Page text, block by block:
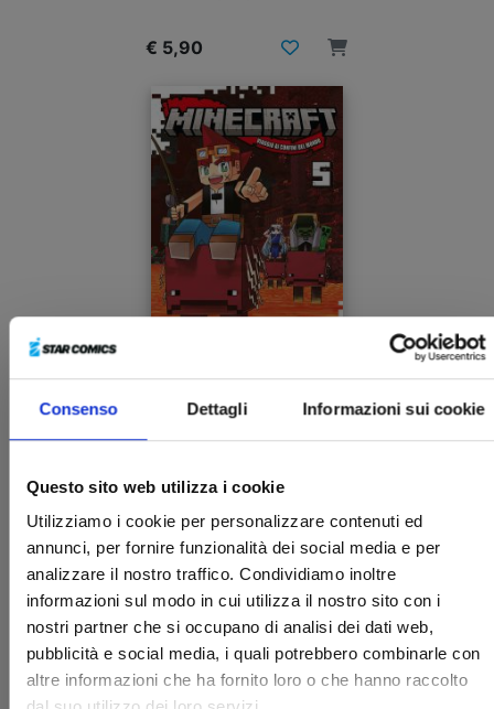
Consenso Dettagli Informazioni sui cookie
Questo sito web utilizza i cookie
Utilizziamo i cookie per personalizzare contenuti ed
annunci, per fornire funzionalità dei social media e per
analizzare il nostro traffico. Condividiamo inoltre
informazioni sul modo in cui utilizza il nostro sito con i
nostri partner che si occupano di analisi dei dati web,
pubblicità e social media, i quali potrebbero combinarle con
altre informazioni che ha fornito loro o che hanno raccolto
€ 5,90
MINECRAFT - VIAGGIO AI CONFINI DEL MONDO
27/05/2025
€ 5,90